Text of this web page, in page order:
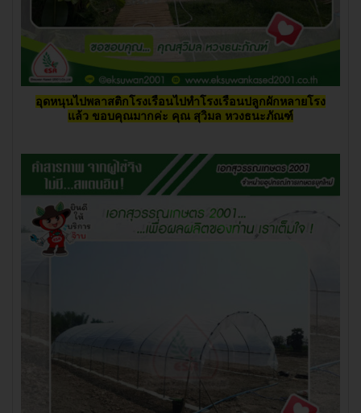
อุดหนุนไปพลาสติกโรงเรือนไปทำโรงเรือนปลูกผักหลายโรง
แล้ว ขอบคุณมากค่ะ คุณ สุวิมล หวงธนะภัณฑ์